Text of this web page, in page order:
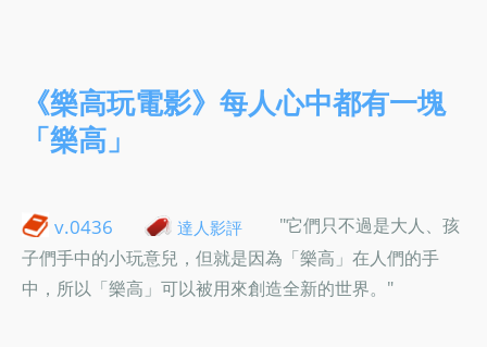
《樂高玩電影》每人心中都有一塊
「樂高」
v.0436 達人影評
"它們只不過是大人、孩
子們手中的小玩意兒，但就是因為「樂高」在人們的手
中，所以「樂高」可以被用來創造全新的世界。"